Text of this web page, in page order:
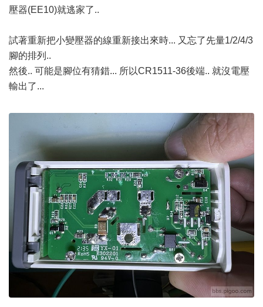
壓器(EE10)就逃家了..
試著重新把小變壓器的線重新接出來時... 又忘了先量1/2/4/3
腳的排列..
然後.. 可能是腳位有猜錯... 所以CR1511-36後端.. 就沒電壓
輸出了...